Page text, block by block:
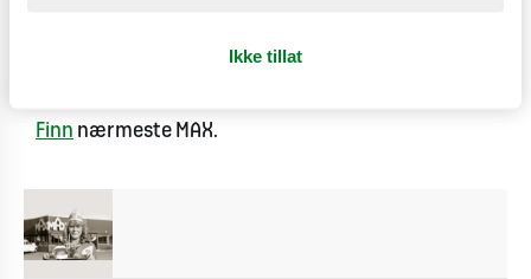
Ikke tillat
Finn nærmeste MAX.